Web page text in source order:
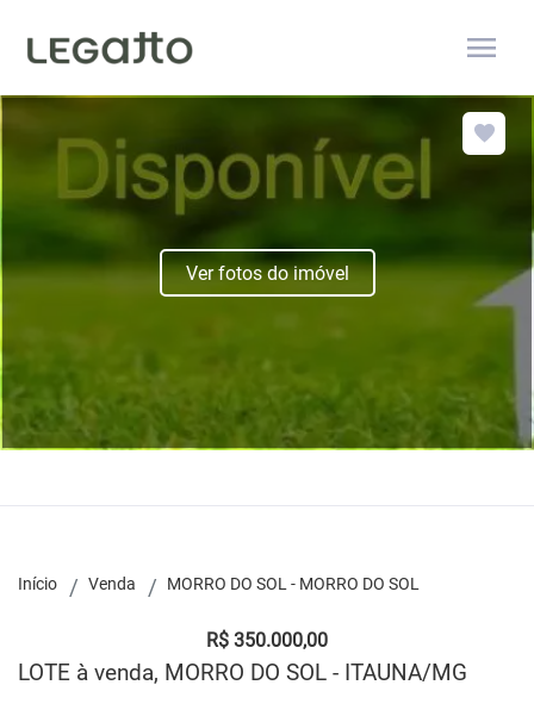
menu
Ver fotos do imóvel
Início Venda MORRO DO SOL - MORRO DO SOL
R$ 350.000,00
LOTE à venda, MORRO DO SOL - ITAUNA/MG